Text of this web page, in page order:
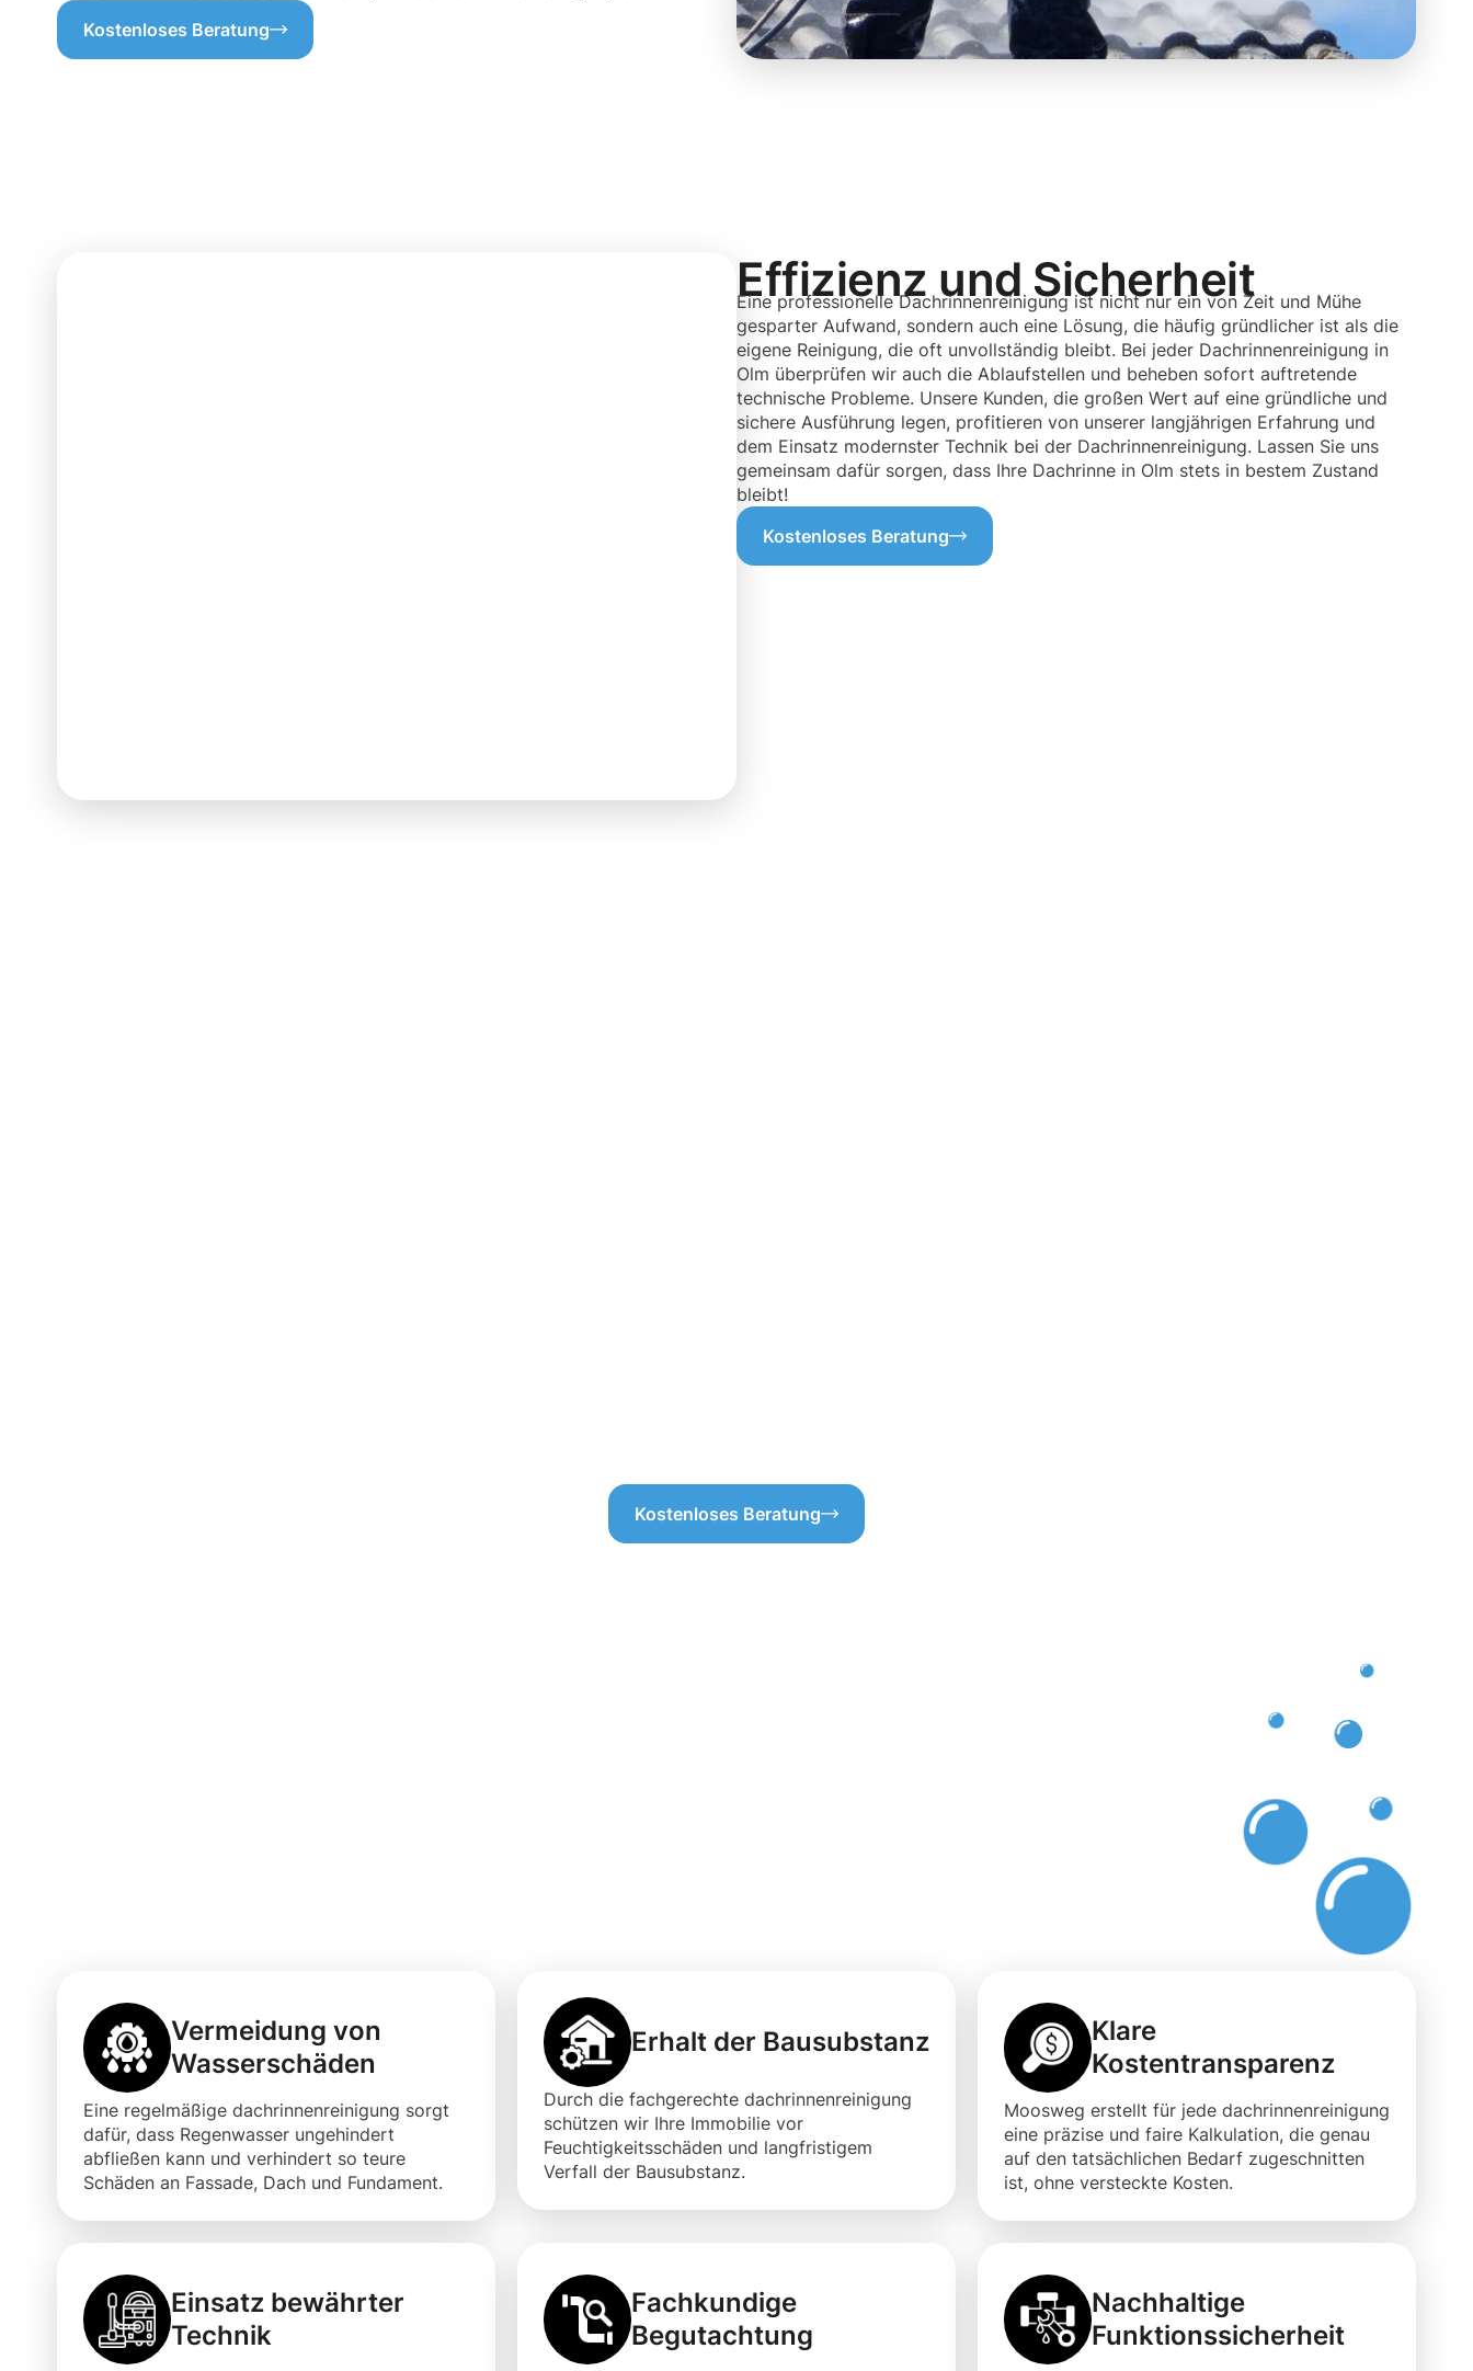
Kostenloses Beratung
Effizienz und Sicherheit
Eine professionelle Dachrinnenreinigung ist nicht nur ein von Zeit und Mühe
gesparter Aufwand, sondern auch eine Lösung, die häufig gründlicher ist als die
eigene Reinigung, die oft unvollständig bleibt. Bei jeder Dachrinnenreinigung in
Olm überprüfen wir auch die Ablaufstellen und beheben sofort auftretende
technische Probleme. Unsere Kunden, die großen Wert auf eine gründliche und
sichere Ausführung legen, profitieren von unserer langjährigen Erfahrung und
dem Einsatz modernster Technik bei der Dachrinnenreinigung. Lassen Sie uns
gemeinsam dafür sorgen, dass Ihre Dachrinne in Olm stets in bestem Zustand
bleibt!
Kostenloses Beratung
Kostenloses Beratung
Vermeidung von
Wasserschäden
Eine regelmäßige dachrinnenreinigung sorgt
dafür, dass Regenwasser ungehindert
abfließen kann und verhindert so teure
Schäden an Fassade, Dach und Fundament.
Erhalt der Bausubstanz
Durch die fachgerechte dachrinnenreinigung
schützen wir Ihre Immobilie vor
Feuchtigkeitsschäden und langfristigem
Verfall der Bausubstanz.
Klare
Kostentransparenz
Moosweg erstellt für jede dachrinnenreinigung
eine präzise und faire Kalkulation, die genau
auf den tatsächlichen Bedarf zugeschnitten
ist, ohne versteckte Kosten.
Einsatz bewährter
Technik
Fachkundige
Begutachtung
Nachhaltige
Funktionssicherheit